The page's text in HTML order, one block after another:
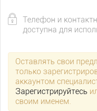
Телефон и
доступна для
Оставлять свои
только
аккаунтом
Зарегистрируйтесь
своим именем.